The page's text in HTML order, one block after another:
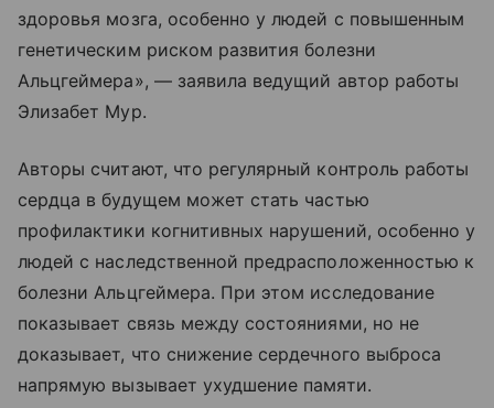
здоровья мозга, особенно у людей с повышенным
генетическим риском развития болезни
Альцгеймера», — заявила ведущий автор работы
Элизабет Мур.
Авторы считают, что регулярный контроль работы
сердца в будущем может стать частью
профилактики когнитивных нарушений, особенно у
людей с наследственной предрасположенностью к
болезни Альцгеймера. При этом исследование
показывает связь между состояниями, но не
доказывает, что снижение сердечного выброса
напрямую вызывает ухудшение памяти.